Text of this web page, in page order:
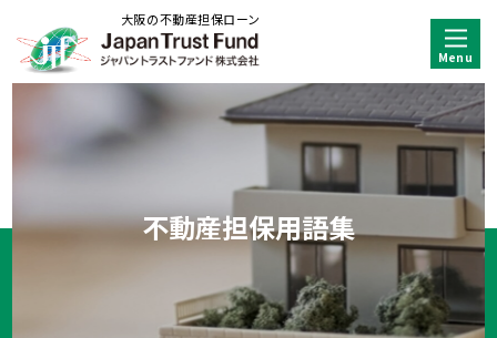
大阪の不動産担保ローン
不動産担保用語集